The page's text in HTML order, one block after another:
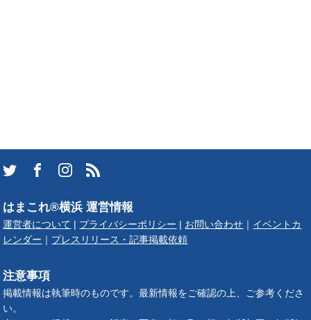
はまこれ®横浜 運営情報
運営者について プライバシーポリシー お問い合わせ
イベントカ
レンダー
プレスリリース・記事掲載依頼
注意事項
掲載情報は執筆時のものです。最新情報をご確認の上、ご参考くださ
い。